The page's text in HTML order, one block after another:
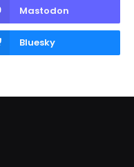
Mastodon
Bluesky